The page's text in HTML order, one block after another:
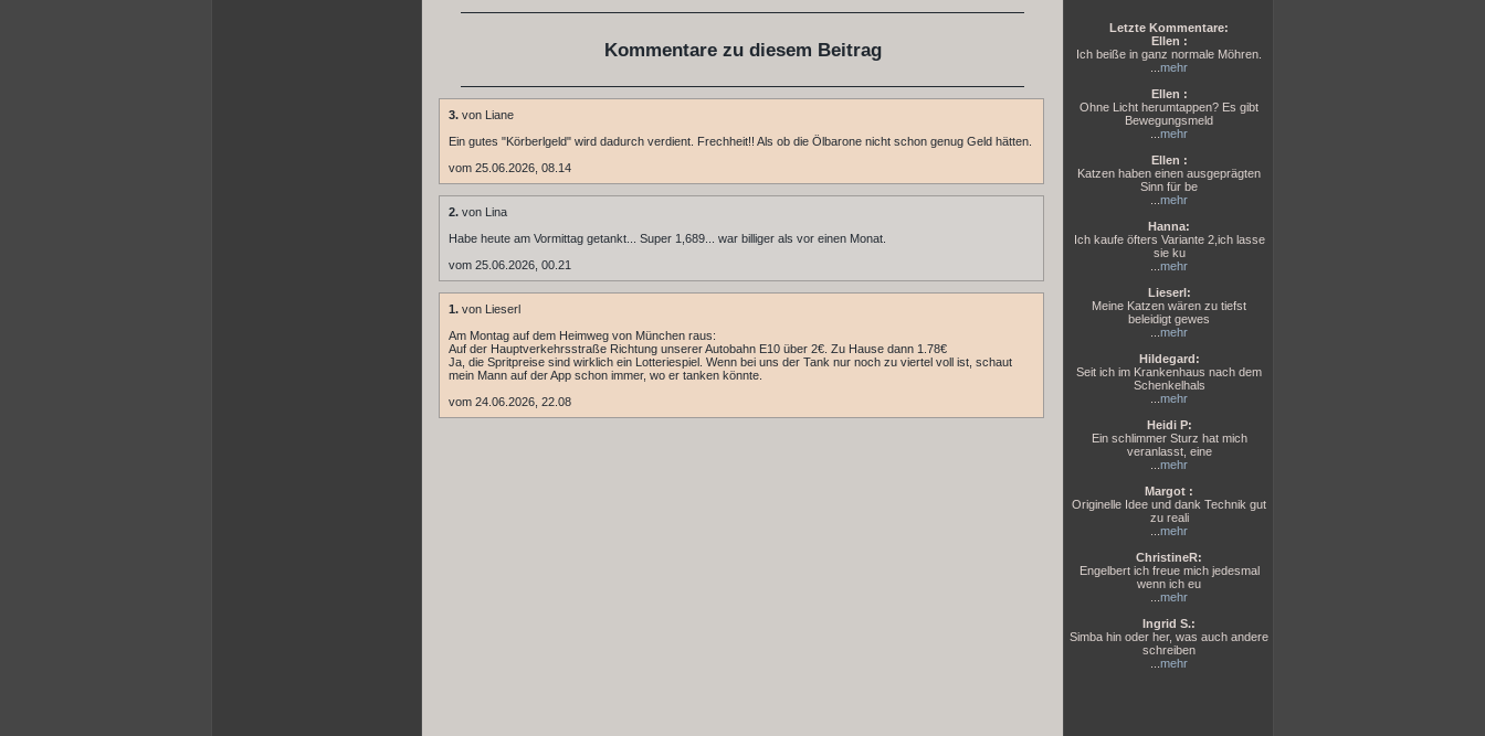
Kommentare zu diesem Beitrag
3. von Liane
Ein gutes "Körberlgeld" wird dadurch verdient. Frechheit!! Als ob die Ölbarone nicht schon genug Geld hätten.
vom 25.06.2026, 08.14
2. von Lina
Habe heute am Vormittag getankt... Super 1,689... war billiger als vor einen Monat.
vom 25.06.2026, 00.21
1. von Lieserl
Am Montag auf dem Heimweg von München raus:
Auf der Hauptverkehrsstraße Richtung unserer Autobahn E10 über 2€. Zu Hause dann 1.78€
Ja, die Spritpreise sind wirklich ein Lotteriespiel. Wenn bei uns der Tank nur noch zu viertel voll ist, schaut
mein Mann auf der App schon immer, wo er tanken könnte.
vom 24.06.2026, 22.08
Letzte Kommentare:
Ellen :
Ich beiße in ganz normale Möhren.
mehr
Ellen :
Ohne Licht herumtappen? Es gibt
Bewegungsmeld
mehr
Ellen :
Katzen haben einen ausgeprägten
Sinn für be
mehr
Hanna:
Ich kaufe öfters Variante 2,ich lasse
sie ku
mehr
Lieserl:
Meine Katzen wären zu tiefst
beleidigt gewes
mehr
Hildegard:
Seit ich im Krankenhaus nach dem
Schenkelhals
mehr
Heidi P:
Ein schlimmer Sturz hat mich
veranlasst, eine
mehr
Margot :
Originelle Idee und dank Technik gut
zu reali
mehr
ChristineR:
Engelbert ich freue mich jedesmal
wenn ich eu
mehr
Ingrid S.:
Simba hin oder her, was auch andere
schreiben
mehr